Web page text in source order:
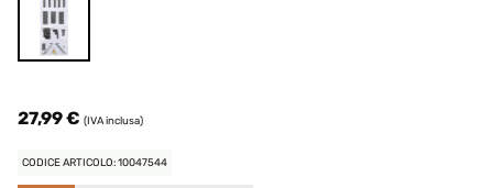
27,99 € (IVA inclusa)
CODICE ARTICOLO: 10047544